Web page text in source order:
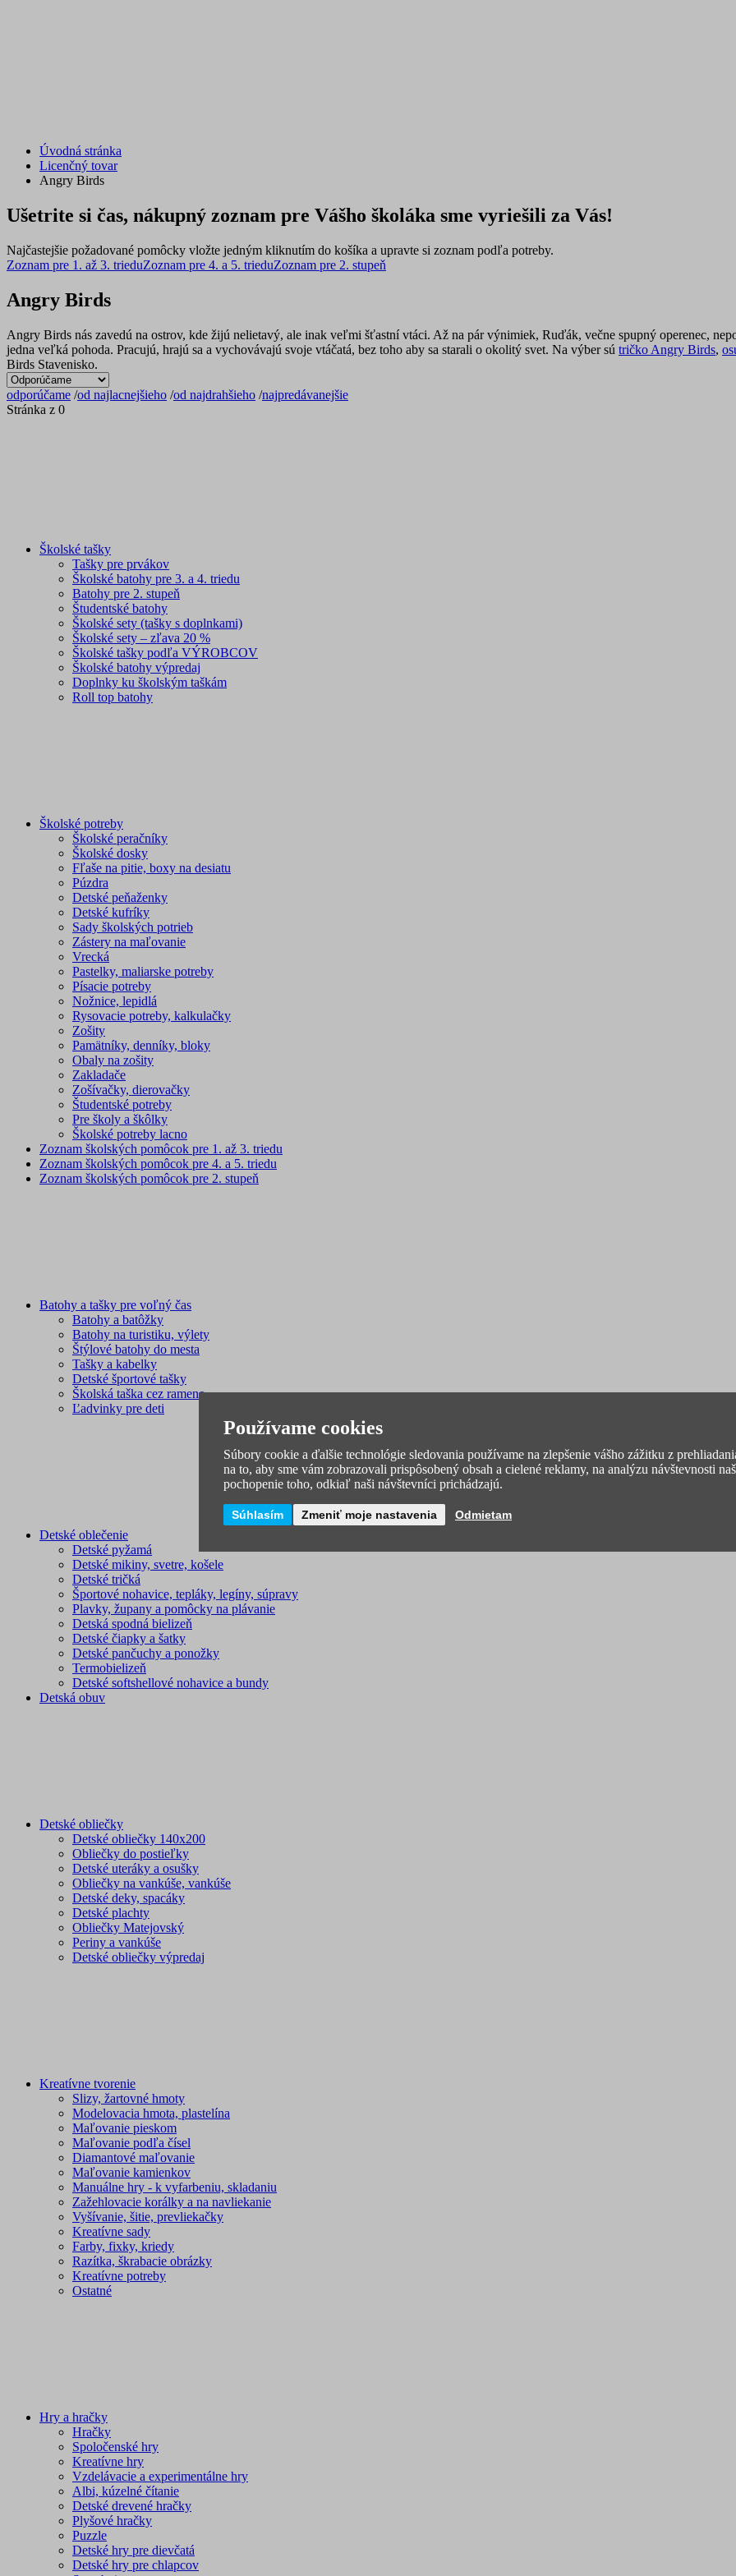
Úvodná stránka
Licenčný tovar
Angry Birds
Ušetrite si čas, nákupný zoznam pre Vášho školáka sme vyriešili za Vás!
Najčastejšie požadované pomôcky vložte jedným kliknutím do košíka a upravte si zoznam podľa potreby.
Zoznam pre 1. až 3. trieduZoznam pre 4. a 5. trieduZoznam pre 2. stupeň
Angry Birds
Angry Birds nás zavedú na ostrov, kde žijú nelietavý, ale inak veľmi šťastní vtáci. Až na pár výnimiek, Ruďák, večne spupný operenec,
jedna veľká pohoda. Pracujú, hrajú sa a vychovávajú svoje vtáčatá, bez toho aby sa starali o okolitý svet. Na výber sú tričko Angry Birds,
Birds Stavenisko.
odporúčame /od najlacnejšieho /od najdrahšieho /najpredávanejšie
Stránka z 0
Školské tašky
Tašky pre prvákov
Školské batohy pre 3. a 4. triedu
Batohy pre 2. stupeň
Študentské batohy
Školské sety (tašky s doplnkami)
Školské sety – zľava 20 %
Školské tašky podľa VÝROBCOV
Školské batohy výpredaj
Doplnky ku školským taškám
Roll top batohy
Školské potreby
Školské peračníky
Školské dosky
Fľaše na pitie, boxy na desiatu
Púzdra
Detské peňaženky
Detské kufríky
Sady školských potrieb
Zástery na maľovanie
Vrecká
Pastelky, maliarske potreby
Písacie potreby
Nožnice, lepidlá
Rysovacie potreby, kalkulačky
Zošity
Pamätníky, denníky, bloky
Obaly na zošity
Zakladače
Zošívačky, dierovačky
Študentské potreby
Pre školy a škôlky
Školské potreby lacno
Zoznam školských pomôcok pre 1. až 3. triedu
Zoznam školských pomôcok pre 4. a 5. triedu
Zoznam školských pomôcok pre 2. stupeň
Batohy a tašky pre voľný čas
Batohy a batôžky
Batohy na turistiku, výlety
Štýlové batohy do mesta
Tašky a kabelky
Detské športové tašky
Školská taška cez rameno
Ľadvinky pre deti
Detské oblečenie
Detské pyžamá
Detské mikiny, svetre, košele
Detské tričká
Športové nohavice, tepláky, legíny, súpravy
Plavky, župany a pomôcky na plávanie
Detská spodná bielizeň
Detské čiapky a šatky
Detské pančuchy a ponožky
Termobielizeň
Detské softshellové nohavice a bundy
Detská obuv
Detské obliečky
Detské obliečky 140x200
Obliečky do postieľky
Detské uteráky a osušky
Obliečky na vankúše, vankúše
Detské deky, spacáky
Detské plachty
Obliečky Matejovský
Periny a vankúše
Detské obliečky výpredaj
Kreatívne tvorenie
Slizy, žartovné hmoty
Modelovacia hmota, plastelína
Maľovanie pieskom
Maľovanie podľa čísel
Diamantové maľovanie
Maľovanie kamienkov
Manuálne hry - k vyfarbeniu, skladaniu
Zažehlovacie korálky a na navliekanie
Vyšívanie, šitie, prevliekačky
Kreatívne sady
Farby, fixky, kriedy
Razítka, škrabacie obrázky
Kreatívne potreby
Ostatné
Hry a hračky
Hračky
Spoločenské hry
Kreatívne hry
Vzdelávacie a experimentálne hry
Albi, kúzelné čítanie
Detské drevené hračky
Plyšové hračky
Puzzle
Detské hry pre dievčatá
Detské hry pre chlapcov
Používame cookies
Súbory cookie a ďalšie technológie sledovania používame na zlepšenie vášho zážitku z
na to, aby sme vám zobrazovali prispôsobený obsah a cielené reklamy, na analýzu návštevnosti
pochopenie toho, odkiaľ naši návštevníci prichádzajú.
Súhlasím Zmeniť moje nastavenia Odmietam